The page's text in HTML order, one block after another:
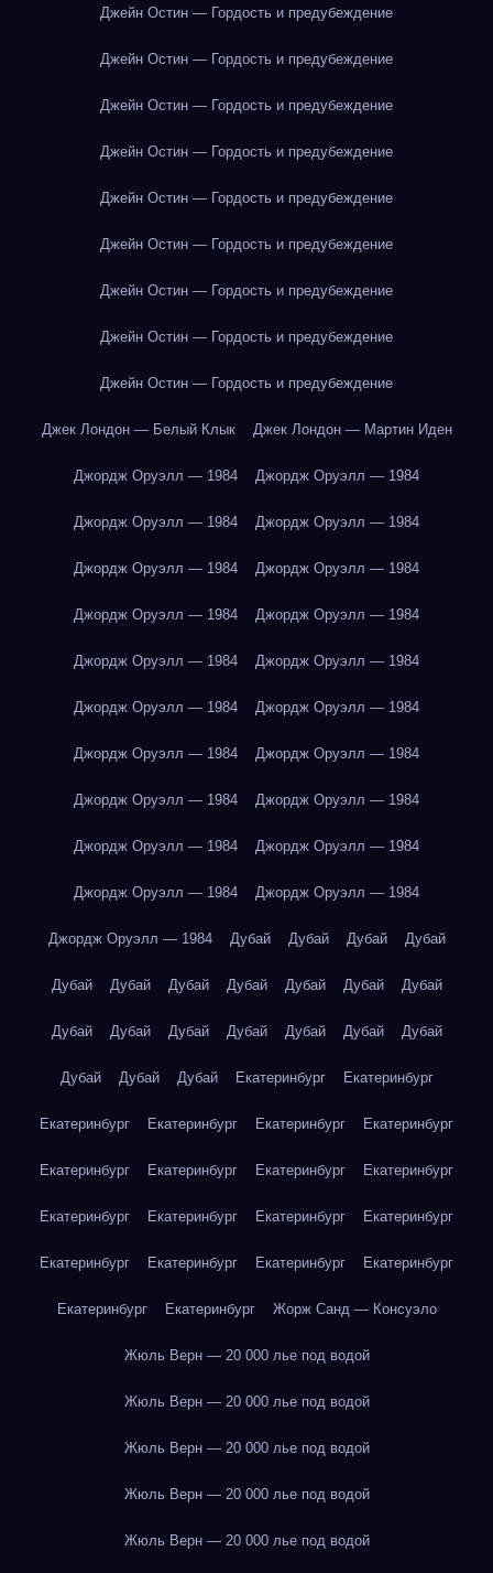
Джейн Остин — Гордость и предубеждение
Джейн Остин — Гордость и предубеждение
Джейн Остин — Гордость и предубеждение
Джейн Остин — Гордость и предубеждение
Джейн Остин — Гордость и предубеждение
Джейн Остин — Гордость и предубеждение
Джейн Остин — Гордость и предубеждение
Джейн Остин — Гордость и предубеждение
Джейн Остин — Гордость и предубеждение
Джек Лондон — Белый Клык Джек Лондон — Мартин Иден
Джордж Оруэлл — 1984 Джордж Оруэлл — 1984
Джордж Оруэлл — 1984 Джордж Оруэлл — 1984
Джордж Оруэлл — 1984 Джордж Оруэлл — 1984
Джордж Оруэлл — 1984 Джордж Оруэлл — 1984
Джордж Оруэлл — 1984 Джордж Оруэлл — 1984
Джордж Оруэлл — 1984 Джордж Оруэлл — 1984
Джордж Оруэлл — 1984 Джордж Оруэлл — 1984
Джордж Оруэлл — 1984 Джордж Оруэлл — 1984
Джордж Оруэлл — 1984 Джордж Оруэлл — 1984
Джордж Оруэлл — 1984 Джордж Оруэлл — 1984
Джордж Оруэлл — 1984 Дубай Дубай Дубай Дубай
Дубай Дубай Дубай Дубай Дубай Дубай Дубай
Дубай Дубай Дубай Дубай Дубай Дубай Дубай
Дубай Дубай Дубай Екатеринбург Екатеринбург
Екатеринбург Екатеринбург Екатеринбург Екатеринбург
Екатеринбург Екатеринбург Екатеринбург Екатеринбург
Екатеринбург Екатеринбург Екатеринбург Екатеринбург
Екатеринбург Екатеринбург Екатеринбург Екатеринбург
Екатеринбург Екатеринбург Жорж Санд — Консуэло
Жюль Верн — 20 000 лье под водой
Жюль Верн — 20 000 лье под водой
Жюль Верн — 20 000 лье под водой
Жюль Верн — 20 000 лье под водой
Жюль Верн — 20 000 лье под водой